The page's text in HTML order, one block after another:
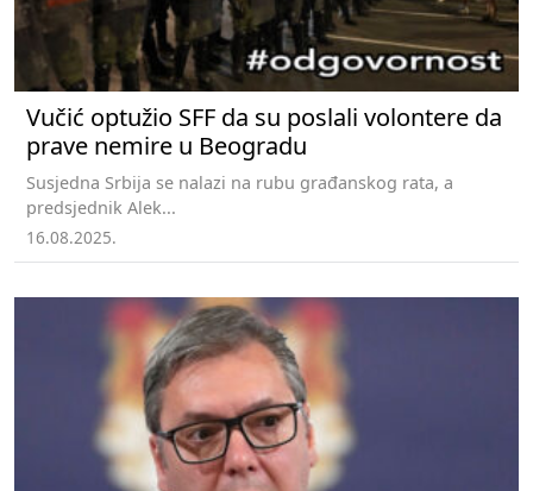
Vučić optužio SFF da su poslali volontere da
prave nemire u Beogradu
Susjedna Srbija se nalazi na rubu građanskog rata, a
predsjednik Alek...
16.08.2025.